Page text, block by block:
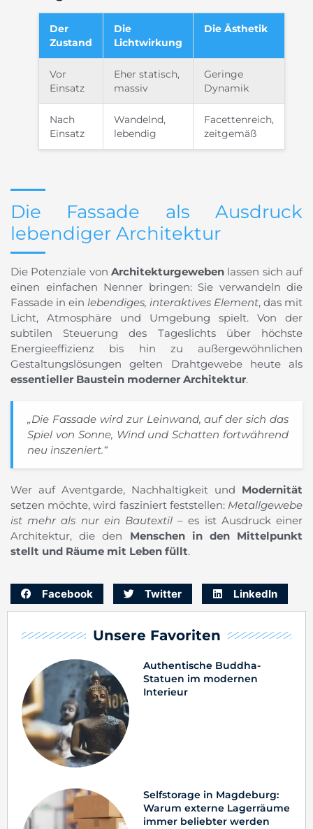
Unsere Favoriten
Authentische Buddha-
Statuen im modernen
Interieur
Selfstorage in Magdeburg:
Warum externe Lagerräume
immer beliebter werden
Der
Zustand
Die
Lichtwirkung
Die Ästhetik
Vor
Einsatz
Eher statisch,
massiv
Geringe
Dynamik
Nach
Einsatz
Wandelnd,
lebendig
Facettenreich,
zeitgemäß
Die Fassade als Ausdruck
lebendiger Architektur
Die Potenziale von Architekturgeweben lassen sich auf
einen einfachen Nenner bringen: Sie verwandeln die
Fassade in ein lebendiges, interaktives Element, das mit
Licht, Atmosphäre und Umgebung spielt. Von der
subtilen Steuerung des Tageslichts über höchste
Energieeffizienz bis hin zu außergewöhnlichen
Gestaltungslösungen gelten Drahtgewebe heute als
essentieller Baustein moderner Architektur.
„Die Fassade wird zur Leinwand, auf der sich das
Spiel von Sonne, Wind und Schatten fortwährend
neu inszeniert.“
Wer auf Aventgarde, Nachhaltigkeit und Modernität
setzen möchte, wird fasziniert feststellen: Metallgewebe
ist mehr als nur ein Bautextil – es ist Ausdruck einer
Architektur, die den Menschen in den Mittelpunkt
stellt und Räume mit Leben füllt.
Facebook Twitter LinkedIn